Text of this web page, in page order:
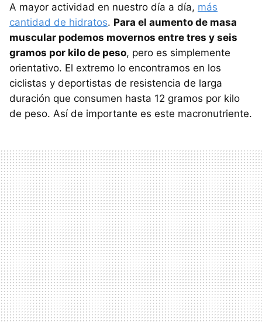
A mayor actividad en nuestro día a día, más
cantidad de hidratos. Para el aumento de masa
muscular podemos movernos entre tres y seis
gramos por kilo de peso, pero es simplemente
orientativo. El extremo lo encontramos en los
ciclistas y deportistas de resistencia de larga
duración que consumen hasta 12 gramos por kilo
de peso. Así de importante es este macronutriente.